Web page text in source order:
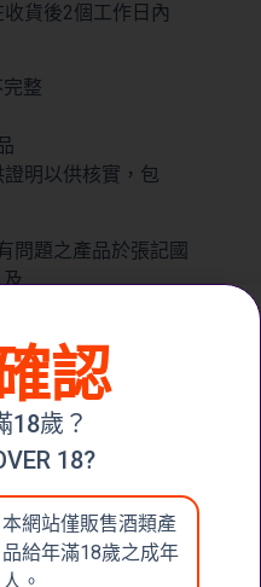
貨後2個工作日內
整
明以供核實，包
問題之產品於張記國
及
給我們作為證據。
$ 1,000或以上，
萄酒均不設退換。
否則不接受顧客因
推廣優惠產品或其
退款。
我們會於15個工作日
換。如果該產品沒
認
18歲？
18?
本網站僅販售酒類產
品給年滿18歲之成年
人。